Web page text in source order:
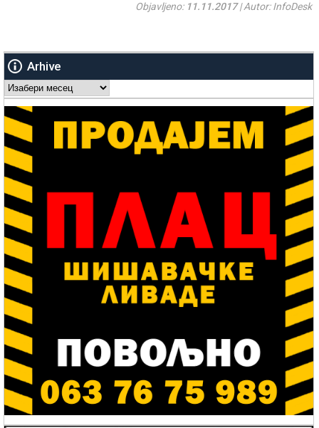
Objavljeno: 11.11.2017| Autor: InfoDesk
Arhive
Arhive